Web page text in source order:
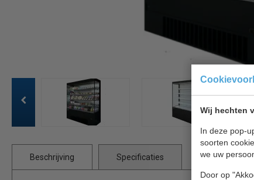
Wij hechten
In deze pop-
soorten
we uw
Door op
Beschrijving Specificaties